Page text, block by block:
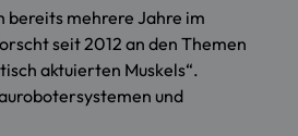
bereits mehrere Jahre im
seit 2012 an den Themen
aktuierten Muskels“.
und